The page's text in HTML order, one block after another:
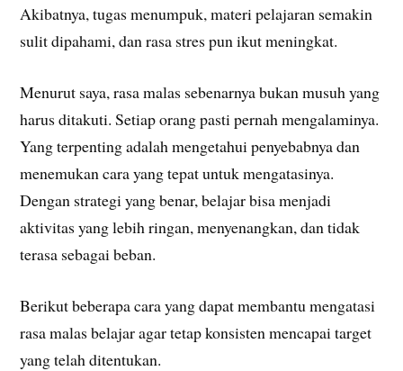
Akibatnya, tugas menumpuk, materi pelajaran semakin
sulit dipahami, dan rasa stres pun ikut meningkat.
Menurut saya, rasa malas sebenarnya bukan musuh yang
harus ditakuti. Setiap orang pasti pernah mengalaminya.
Yang terpenting adalah mengetahui penyebabnya dan
menemukan cara yang tepat untuk mengatasinya.
Dengan strategi yang benar, belajar bisa menjadi
aktivitas yang lebih ringan, menyenangkan, dan tidak
terasa sebagai beban.
Berikut beberapa cara yang dapat membantu mengatasi
rasa malas belajar agar tetap konsisten mencapai target
yang telah ditentukan.